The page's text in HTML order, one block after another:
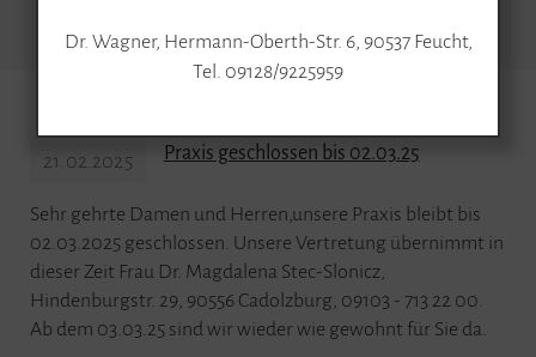
21.02.2025 Praxis geschlossen bis 02.03.25
Sehr gehrte Damen und Herren,unsere Praxis bleibt bis
02.03.2025 geschlossen. Unsere Vertretung übernimmt in
dieser Zeit Frau Dr. Magdalena Stec-Slonicz,
Hindenburgstr. 29, 90556 Cadolzburg, 09103 - 713 22 00.
Ab dem 03.03.25 sind wir wieder wie gewohnt für Sie da.
Dr. Wagner, Hermann-Oberth-Str. 6, 90537 Feucht,
Tel. 09128/9225959